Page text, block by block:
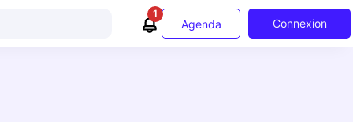
1
Agenda Connexion